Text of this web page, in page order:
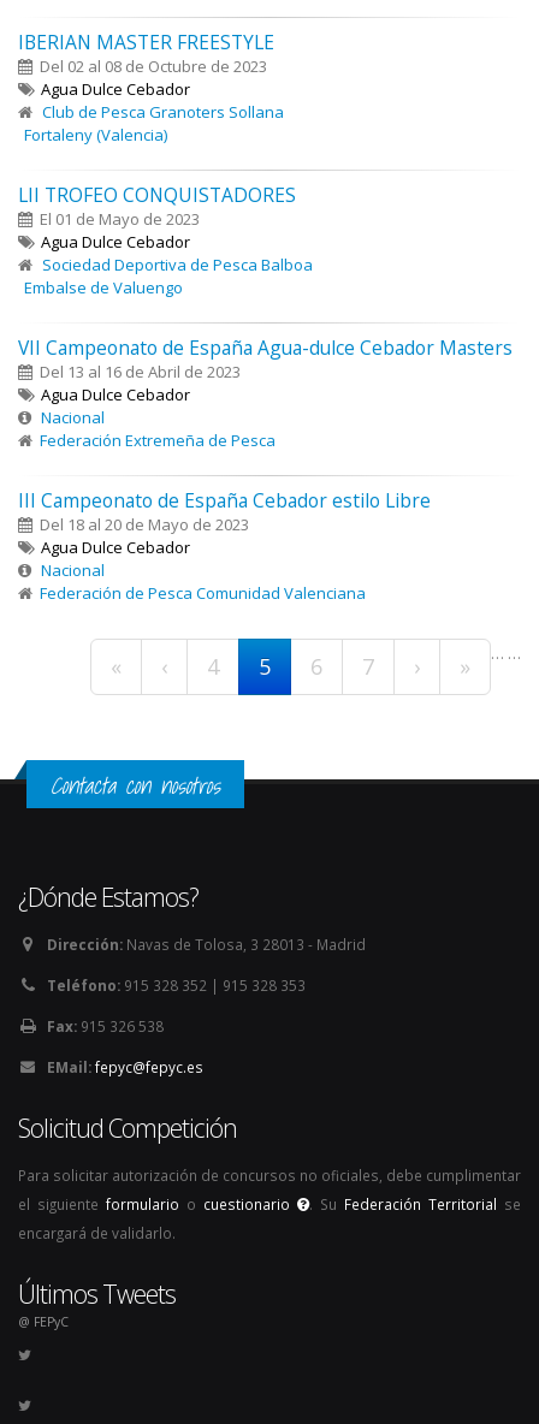
IBERIAN MASTER FREESTYLE
Del 02 al 08 de Octubre de 2023
Agua Dulce Cebador
Club de Pesca Granoters Sollana
Fortaleny (Valencia)
LII TROFEO CONQUISTADORES
El 01 de Mayo de 2023
Agua Dulce Cebador
Sociedad Deportiva de Pesca Balboa
Embalse de Valuengo
VII Campeonato de España Agua-dulce Cebador Masters
Del 13 al 16 de Abril de 2023
Agua Dulce Cebador
Nacional
Federación Extremeña de Pesca
III Campeonato de España Cebador estilo Libre
Del 18 al 20 de Mayo de 2023
Agua Dulce Cebador
Nacional
Federación de Pesca Comunidad Valenciana
Páginas
« ‹ …
4 5 6 7 …
› »
Contacta con nosotros
¿Dónde Estamos?
Dirección: Navas de Tolosa, 3 28013 - Madrid
Teléfono: 915 328 352 | 915 328 353
Fax: 915 326 538
EMail:fepyc@fepyc.es
Solicitud Competición
Para solicitar autorización de concursos no oficiales, debe cumplimentar
el siguiente formulario o cuestionario . Su Federación Territorial se
encargará de validarlo.
Últimos Tweets
@ FEPyC